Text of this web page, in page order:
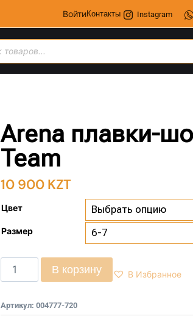
ВойтиКонтакты Instagram
Arena плавки-
Team
10 900 KZT
Цвет
Размер
В корзину В Избранное
Артикул: 004777-720